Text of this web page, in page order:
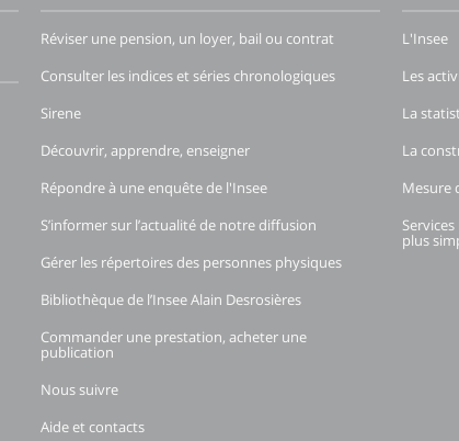
Réviser une pension, un loyer, bail ou contrat
Consulter les indices et séries chronologiques
Sirene
Découvrir, apprendre, enseigner
Répondre à une enquête de l'Insee
S’informer sur l’actualité de notre diffusion
Gérer les répertoires des personnes physiques
Bibliothèque de l’Insee Alain Desrosières
Commander une prestation, acheter une
publication
Nous suivre
Aide et contacts
L'Insee
Les
La
La
Mesure
plus